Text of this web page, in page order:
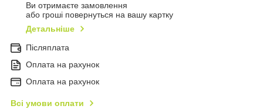
Ви отримаєте замовлення
або гроші повернуться на вашу картку
Детальніше
Післяплата
Оплата на рахунок
Оплата на рахунок
Всі умови оплати